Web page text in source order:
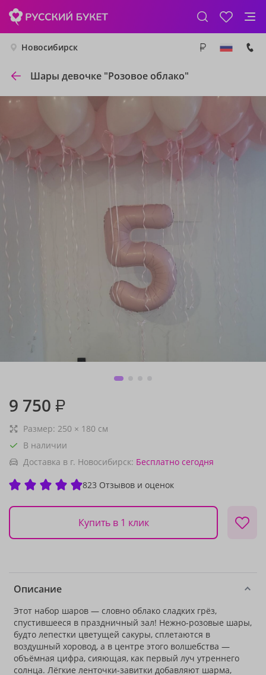
Новосибирск
Шары девочке "Розовое облако"
9 750 ₽
Размер: 250 × 180 см
В наличии
Доставка в г. Новосибирск: Бесплатно сегодня
823 Отзывов и оценок
Купить в 1 клик
Описание
Этот набор шаров — словно облако сладких грёз,
спустившееся в праздничный зал! Нежно-розовые шары,
будто лепестки цветущей сакуры, сплетаются в
воздушный хоровод, а в центре этого волшебства —
объёмная цифра, сияющая, как первый луч утреннего
солнца. Лёгкие ленточки-завитки добавляют шарма,